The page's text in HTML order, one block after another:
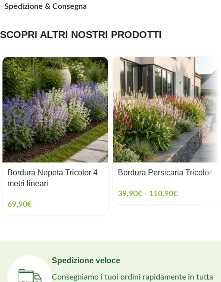
Spedizione & Consegna
SCOPRI ALTRI NOSTRI PRODOTTI
Bordura Nepeta Tricolor 4
metri lineari
69,90€
Bordura Persicaria Tricolor
39,90€ - 110,90€
Spedizione veloce
Consegniamo i tuoi ordini rapidamente in tutta